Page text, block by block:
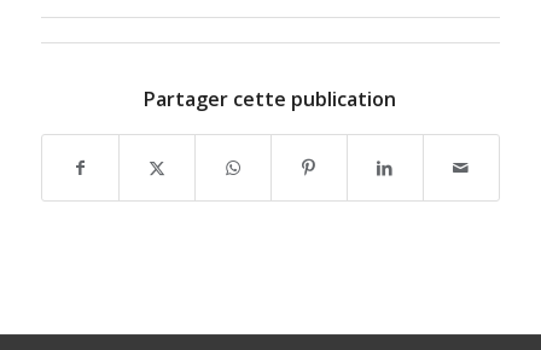
Partager cette publication